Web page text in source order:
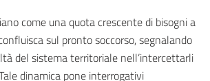
come una quota crescente di bisogni a
sul pronto soccorso, segnalando
del sistema territoriale nell’intercettarli
dinamica pone interrogativi